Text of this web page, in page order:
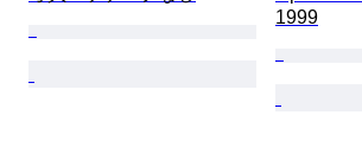
1999